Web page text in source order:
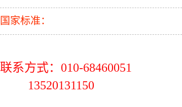
国家标准：
联系方式：010-68460051
13520131150